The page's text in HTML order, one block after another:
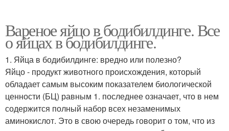
Вареное яйцо в бодибилдинге. Все
о яйцах в бодибилдинге.
1. Яйца в бодибилдинге: вредно или полезно?
Яйцо - продукт животного происхождения, который
обладает самым высоким показателем биологической
ценности (БЦ) равным 1. последнее означает, что в нем
содержится полный набор всех незаменимых
аминокислот. Это в свою очередь говорит о том, что из